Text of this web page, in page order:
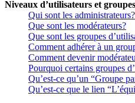
Niveaux d’utilisateurs et groupes
Qui sont les administrateurs?
Que sont les modérateurs?
Que sont les groupes
Comment adhérer à un
Comment devenir
Pourquoi certains groupes
Qu’est-ce qu’un “Groupe
Qu’est-ce que le lien